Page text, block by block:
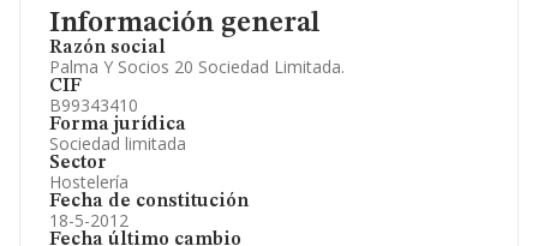
Información general
Razón social
Palma Y Socios 20 Sociedad Limitada.
CIF
B99343410
Forma jurídica
Sociedad limitada
Sector
Hostelería
Fecha de constitución
18-5-2012
Fecha último cambio
Información oficial y registral complementaria.